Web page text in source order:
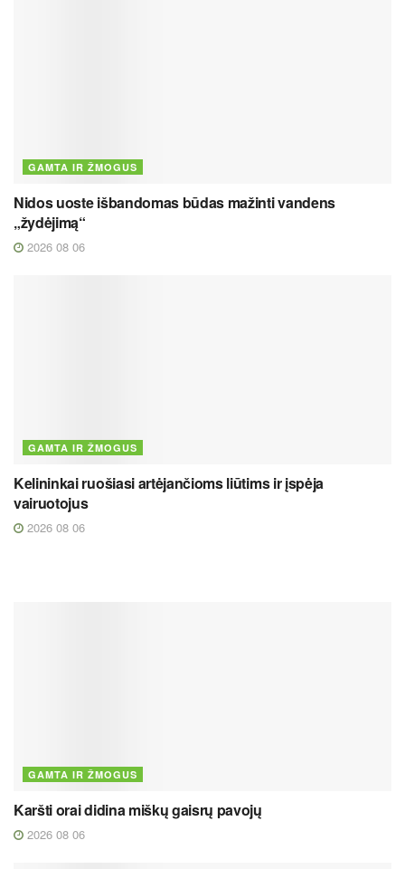
GAMTA IR ŽMOGUS
Nidos uoste išbandomas būdas mažinti vandens
„žydėjimą“
2026 08 06
GAMTA IR ŽMOGUS
Kelininkai ruošiasi artėjančioms liūtims ir įspėja
vairuotojus
2026 08 06
GAMTA IR ŽMOGUS
Karšti orai didina miškų gaisrų pavojų
2026 08 06